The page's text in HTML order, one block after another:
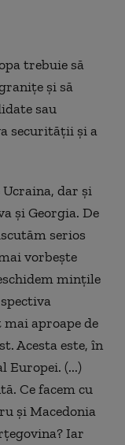
trebuie să
şi să
sau
securităţii şi a
dar şi
şi Georgia. De
serios
vorbeşte
minţile
aproape de
Acesta este, în
Europei. (...)
Ce facem cu
şi Macedonia
Iar